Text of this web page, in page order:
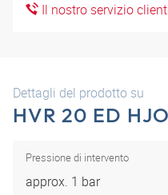
Il nostro servizio
Dettagli del prodotto su
HVR 20 ED
Pressione di intervento
approx. 1 bar